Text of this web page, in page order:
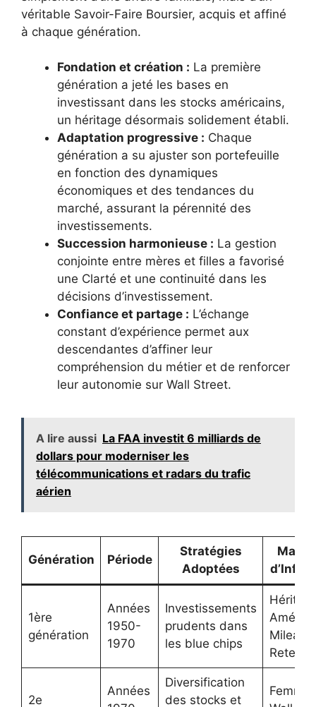
véritable Savoir-Faire Boursier, acquis et affiné
à chaque génération.
Fondation et création : La première
génération a jeté les bases en
investissant dans les stocks américains,
un héritage désormais solidement établi.
Adaptation progressive : Chaque
génération a su ajuster son portefeuille
en fonction des dynamiques
économiques et des tendances du
marché, assurant la pérennité des
investissements.
Succession harmonieuse : La gestion
conjointe entre mères et filles a favorisé
une Clarté et une continuité dans les
décisions d’investissement.
Confiance et partage : L’échange
constant d’expérience permet aux
descendantes d’affiner leur
compréhension du métier et de renforcer
leur autonomie sur Wall Street.
A lire aussi La FAA investit 6 milliards de
dollars pour moderniser les
télécommunications et radars du trafic
aérien
Génération Période
Stratégies
Adoptées
1ère
génération
Années
1950-
1970
Investissements
prudents dans
les blue chips
Mileage
2e
Années
Diversification
des stocks et